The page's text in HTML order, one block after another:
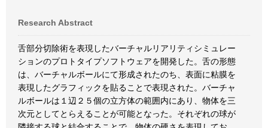
Research Abstract
舌部分切除術を表現したバーチャルリアリティシミュレー
ションのプロトタイプソフトウェアを開発した。舌の形態
は、バーチャルボールにて形成されたのち、表面に粘膜を
表現したグラフィックを貼ることで表現された。バーチャ
ルボールは１辺２５個の立方体の範囲内にあり、物体を三
次元としてとらえることが可能となった。それぞれの球が